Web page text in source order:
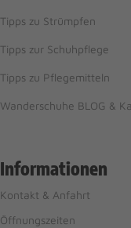
Tipps zu Strümpfen
Tipps zur Schuhpflege
Tipps zu Pflegemitteln
Wanderschuhe BLOG &
Informationen
Kontakt & Anfahrt
Öffnungszeiten